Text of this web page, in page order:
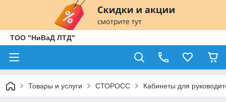
ТОО "НиВаД ЛТД"
Товары и услуги СТОРОСС Кабинеты для